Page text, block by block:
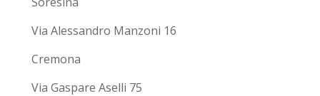
Via Alessandro Manzoni 16
Cremona
Via Gaspare Aselli 75